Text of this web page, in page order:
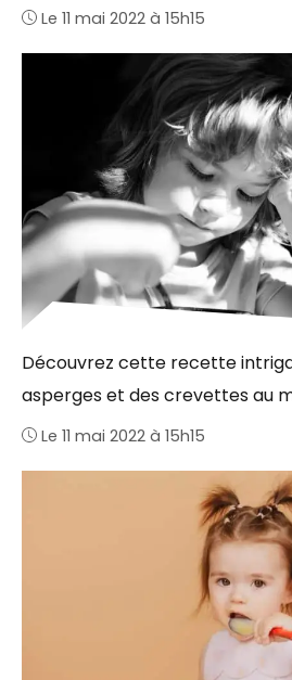
Le 11 mai 2022 à 15h15
Découvrez cette recette
asperges et des crevettes au
Le 11 mai 2022 à 15h15